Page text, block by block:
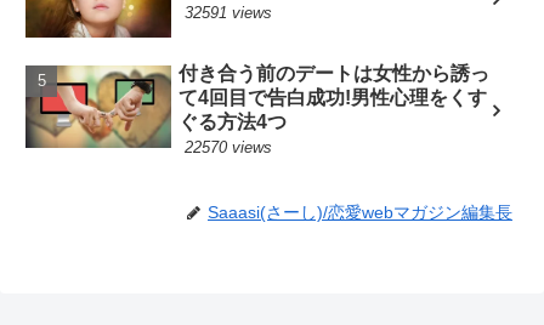
32591 views
付き合う前のデートは女性から誘っ
て4回目で告白成功!男性心理をくす
ぐる方法4つ
22570 views
Saaasi(さーし)/恋愛webマガジン編集長